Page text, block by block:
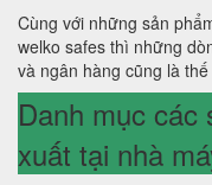
Cùng với những sản
welko safes thì những
và ngân hàng cũng là
Danh mục các
xuất tại nhà